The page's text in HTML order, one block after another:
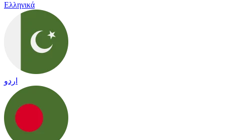
Ελληνικά
اردو